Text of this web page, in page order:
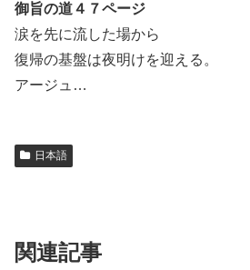
御旨の道４７ページ
涙を先に流した場から
復帰の基盤は夜明けを迎える。
アージュ…
日本語
関連記事